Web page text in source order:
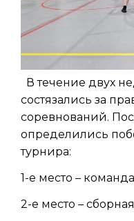
В течение двух
состязались за
соревнований.
определились
турнира:
1-е место –
2-е место –